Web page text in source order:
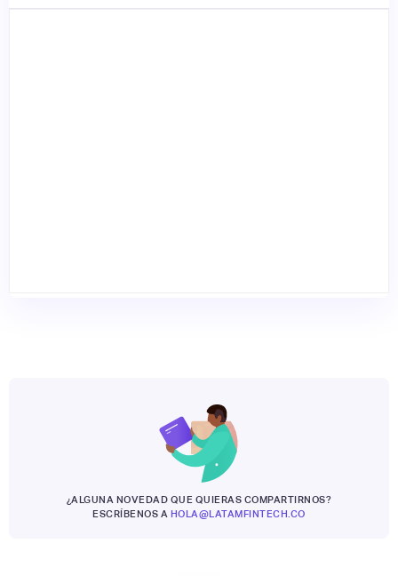
¿ALGUNA NOVEDAD QUE QUIERAS COMPARTIRNOS?
ESCRÍBENOS A HOLA@LATAMFINTECH.CO